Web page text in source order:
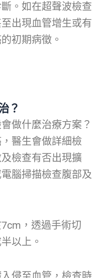
。如在超聲波檢查
出現血管增生或有
初期病徵。
？
做什麼治療方案？
醫生會做詳細檢
檢查有否出現擴
腦掃描檢查腹部及
，透過手術切
以上。